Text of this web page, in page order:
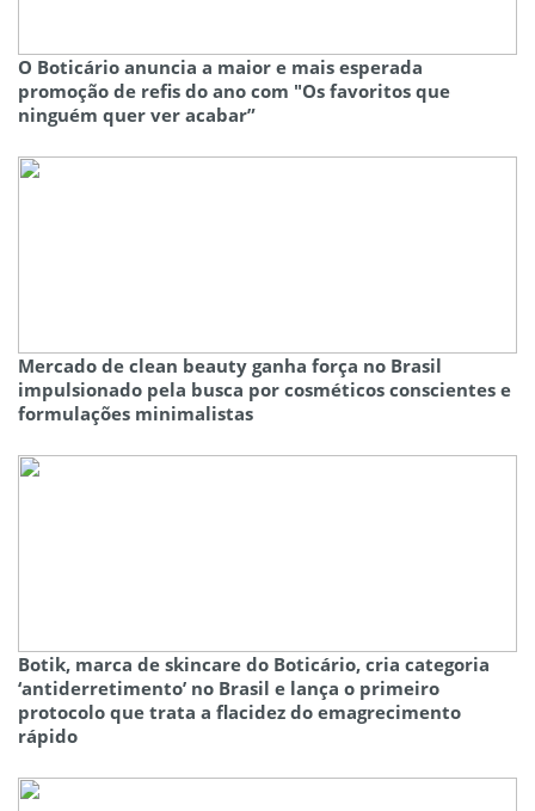
O Boticário anuncia a maior e mais esperada
promoção de refis do ano com "Os favoritos que
ninguém quer ver acabar”
Mercado de clean beauty ganha força no Brasil
impulsionado pela busca por cosméticos conscientes e
formulações minimalistas
Botik, marca de skincare do Boticário, cria categoria
‘antiderretimento’ no Brasil e lança o primeiro
protocolo que trata a flacidez do emagrecimento
rápido